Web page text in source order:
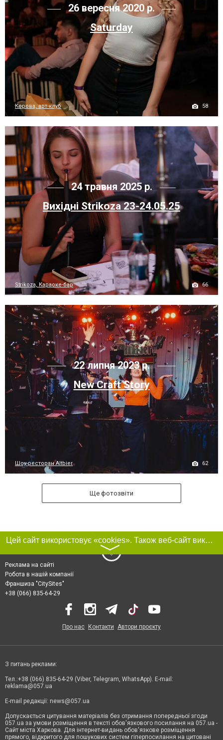
26 вересня 2020 р.
Saturday
Корова, арт-клуб 58
24 травня 2025 р.
Вихідні Strikoza 23-24.05.25
Strikoza, Караоке-бар 66
22 липня 2023 р.
New Craft Story
Шоу-ресторан Altbier 62
Ще фотозвіти
Цей сайт використовує «cookies». Також веб-сайт використовує інтернет-сервіс для збору технічних даних стосовно відвідувачів з метою отримання маркетингової та статистичної інформації. Умови обробки даних відвідувачів сайту див.
〉
Реклама на сайті
Робота в нашій компанії
Франшиза "CitySites"
+38 (066) 835-64-29
Про нас Контакти Автори проєкту
З питань реклами:
Тел.:+38 (066) 835-64-29 (Viber, Telegram, WhatsApp). E-mail:
reklama@057.ua
E-mail редакції: news@057.ua
Допускається цитування матеріалів без отримання попередньої згоди
057.ua за умови розміщення в тексті обов'язкового посилання на 057.ua -
Сайт міста Харкова. Для інтернет-видань обов'язкове розміщення
прямого, відкритого для пошукових систем гіперпосилання на цитовані